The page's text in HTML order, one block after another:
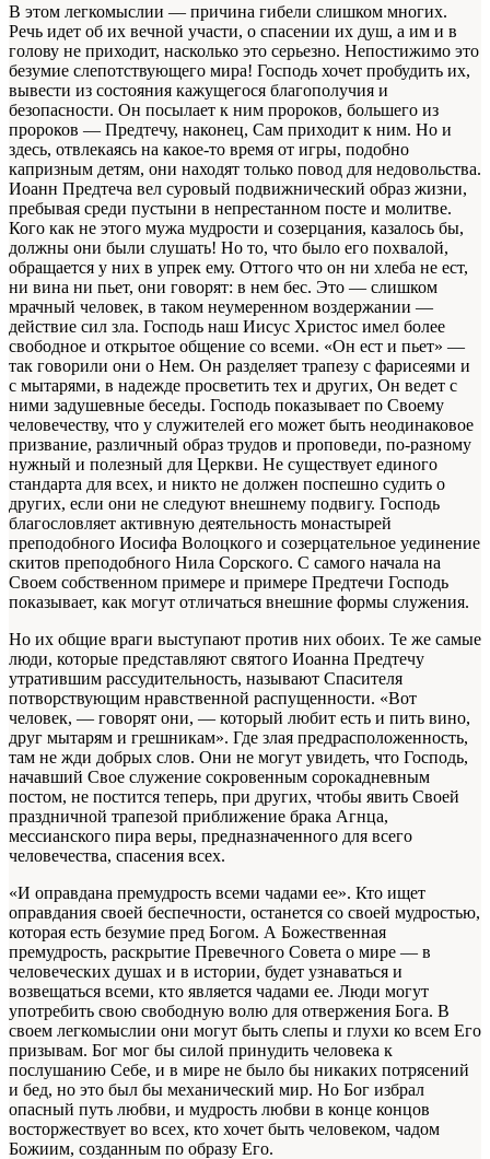
В этом легкомыслии — причина гибели слишком многих.
Речь идет об их вечной участи, о спасении их душ, а им и в
голову не приходит, насколько это серьезно. Непостижимо это
безумие слепотствующего мира! Господь хочет пробудить их,
вывести из состояния кажущегося благополучия и
безопасности. Он посылает к ним пророков, большего из
пророков — Предтечу, наконец, Сам приходит к ним. Но и
здесь, отвлекаясь на какое-то время от игры, подобно
капризным детям, они находят только повод для недовольства.
Иоанн Предтеча вел суровый подвижнический образ жизни,
пребывая среди пустыни в непрестанном посте и молитве.
Кого как не этого мужа мудрости и созерцания, казалось бы,
должны они были слушать! Но то, что было его похвалой,
обращается у них в упрек ему. Оттого что он ни хлеба не ест,
ни вина ни пьет, они говорят: в нем бес. Это — слишком
мрачный человек, в таком неумеренном воздержании —
действие сил зла. Господь наш Иисус Христос имел более
свободное и открытое общение со всеми. «Он ест и пьет» —
так говорили они о Нем. Он разделяет трапезу с фарисеями и
с мытарями, в надежде просветить тех и других, Он ведет с
ними задушевные беседы. Господь показывает по Своему
человечеству, что у служителей его может быть неодинаковое
призвание, различный образ трудов и проповеди, по-разному
нужный и полезный для Церкви. Не существует единого
стандарта для всех, и никто не должен поспешно судить о
других, если они не следуют внешнему подвигу. Господь
благословляет активную деятельность монастырей
преподобного Иосифа Волоцкого и созерцательное уединение
скитов преподобного Нила Сорского. С самого начала на
Своем собственном примере и примере Предтечи Господь
показывает, как могут отличаться внешние формы служения.
Но их общие враги выступают против них обоих. Те же самые
люди, которые представляют святого Иоанна Предтечу
утратившим рассудительность, называют Спасителя
потворствующим нравственной распущенности. «Вот
человек, — говорят они, — который любит есть и пить вино,
друг мытарям и грешникам». Где злая предрасположенность,
там не жди добрых слов. Они не могут увидеть, что Господь,
начавший Свое служение сокровенным сорокадневным
постом, не постится теперь, при других, чтобы явить Своей
праздничной трапезой приближение брака Агнца,
мессианского пира веры, предназначенного для всего
человечества, спасения всех.
«И оправдана премудрость всеми чадами ее». Кто ищет
оправдания своей беспечности, останется со своей мудростью,
которая есть безумие пред Богом. А Божественная
премудрость, раскрытие Превечного Совета о мире — в
человеческих душах и в истории, будет узнаваться и
возвещаться всеми, кто является чадами ее. Люди могут
употребить свою свободную волю для отвержения Бога. В
своем легкомыслии они могут быть слепы и глухи ко всем Его
призывам. Бог мог бы силой принудить человека к
послушанию Себе, и в мире не было бы никаких потрясений
и бед, но это был бы механический мир. Но Бог избрал
опасный путь любви, и мудрость любви в конце концов
восторжествует во всех, кто хочет быть человеком, чадом
Божиим, созданным по образу Его.